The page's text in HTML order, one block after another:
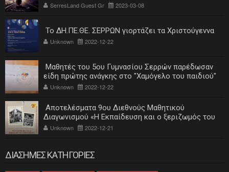
SerresLand Guest Gr 2023-03-08
Το ΔΗ.ΠΕ.ΘΕ. ΣΕΡΡΩΝ γιορτάζει τα Χριστούγεννα
Unknown 2022-12-22
Μαθητές του 5ου Γυμνασίου Σερρών παρέδωσαν
είδη πρώτης ανάγκης στο "Χαμόγελο του παιδιού"
Unknown 2022-12-22
Αποτελέσματα 9ου Διεθνούς Μαθητικού
Διαγωνισμού «Η Εκπαίδευση και ο ξεριζωμός του
ελληνισμού»
Unknown 2022-12-21
ΔΙΑΣΗΜΕΣ ΚΑΤΗΓΟΡΙΕΣ